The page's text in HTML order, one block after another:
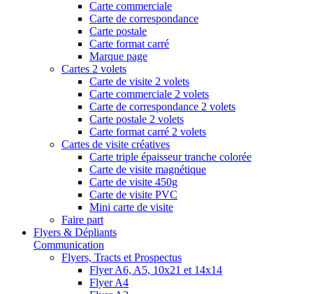
Carte commerciale
Carte de correspondance
Carte postale
Carte format carré
Marque page
Cartes 2 volets
Carte de visite 2 volets
Carte commerciale 2 volets
Carte de correspondance 2 volets
Carte postale 2 volets
Carte format carré 2 volets
Cartes de visite créatives
Carte triple épaisseur tranche colorée
Carte de visite magnétique
Carte de visite 450g
Carte de visite PVC
Mini carte de visite
Faire part
Flyers & Dépliants
Communication
Flyers, Tracts et Prospectus
Flyer A6, A5, 10x21 et 14x14
Flyer A4